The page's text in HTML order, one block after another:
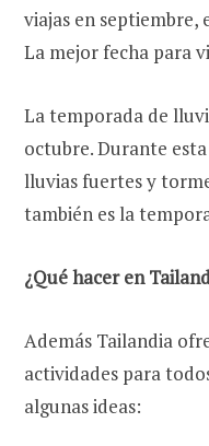
viajas en septiembre,
La mejor fecha para
La temporada de
octubre. Durante
lluvias fuertes y
también es la
¿Qué hacer en
Además Tailandia
actividades para
algunas ideas: